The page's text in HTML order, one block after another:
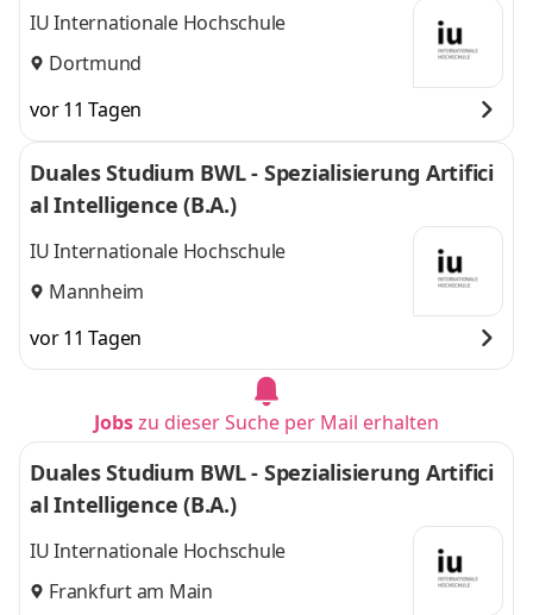
IU Internationale Hochschule
Dortmund
vor 11 Tagen
Duales Studium BWL - Spezialisierung Artifici
al Intelligence (B.A.)
IU Internationale Hochschule
Mannheim
vor 11 Tagen
Jobszu dieser Suche per Mail erhalten
Duales Studium BWL - Spezialisierung Artifici
al Intelligence (B.A.)
IU Internationale Hochschule
Frankfurt am Main